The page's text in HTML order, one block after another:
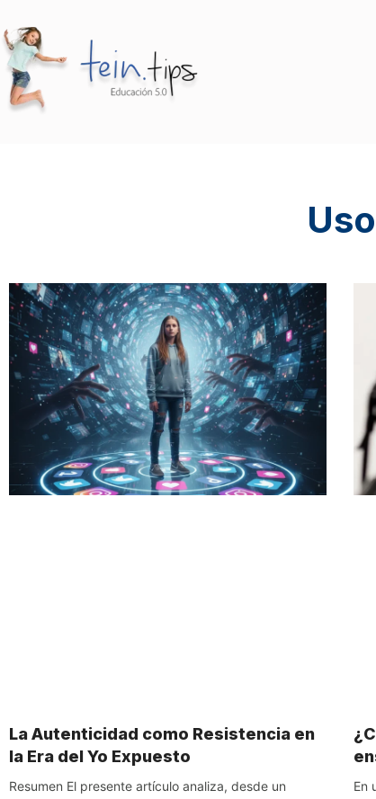
La Autenticidad como Resistencia en
la Era del Yo Expuesto
Resumen El presente artículo analiza, desde un
En